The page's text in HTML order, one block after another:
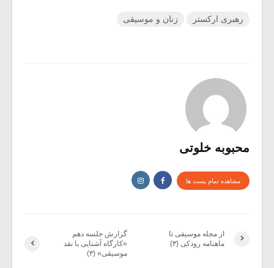
رهبری ارکستر زنان و موسیقی
محبوبه خلوتی
مشاهده تمام پست ها
گزارش جلسه دهم
«کارگاه آشنایی با نقد
موسیقی» (۳)
از مجله موسیقی تا
ماهنامه رودکی (۳)